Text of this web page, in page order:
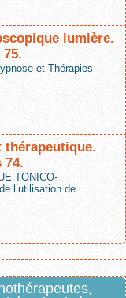
lumière.
et Thérapies
74.
TONICO-
l’utilisation de